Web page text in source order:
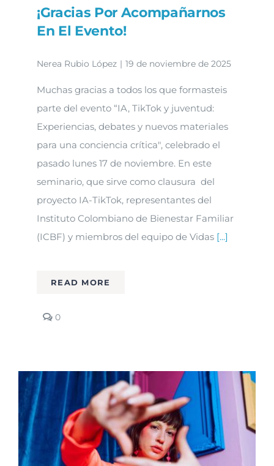
¡Gracias Por Acompañarnos
En El Evento!
Nerea Rubio López | 19 de noviembre de 2025
Muchas gracias a todos los que formasteis
parte del evento “IA, TikTok y juventud:
Experiencias, debates y nuevos materiales
para una conciencia crítica", celebrado el
pasado lunes 17 de noviembre. En este
seminario, que sirve como clausura del
proyecto IA-TikTok, representantes del
Instituto Colombiano de Bienestar Familiar
(ICBF) y miembros del equipo de Vidas[...]
READ MORE
0comments
en
el
evento!